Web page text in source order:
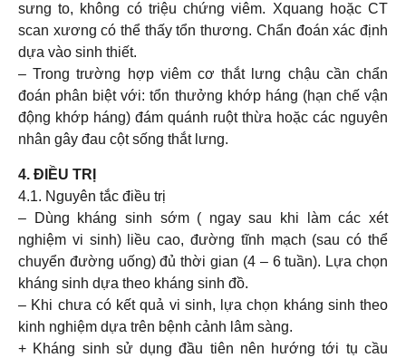
sưng to, không có triệu chứng viêm. Xquang hoặc CT
scan xương có thể thấy tổn thương. Chẩn đoán xác định
dựa vào sinh thiết.
– Trong trường hợp viêm cơ thắt lưng chậu cần chẩn
đoán phân biệt với: tổn thưởng khớp háng (hạn chế vận
động khớp háng) đám quánh ruột thừa hoặc các nguyên
nhân gây đau cột sống thắt lưng.
4. ĐIỀU TRỊ
4.1. Nguyên tắc điều trị
– Dùng kháng sinh sớm ( ngay sau khi làm các xét
nghiệm vi sinh) liều cao, đường tĩnh mạch (sau có thể
chuyển đường uống) đủ thời gian (4 – 6 tuần). Lựa chọn
kháng sinh dựa theo kháng sinh đồ.
– Khi chưa có kết quả vi sinh, lựa chọn kháng sinh theo
kinh nghiệm dựa trên bệnh cảnh lâm sàng.
+ Kháng sinh sử dụng đầu tiên nên hướng tới tụ cầu